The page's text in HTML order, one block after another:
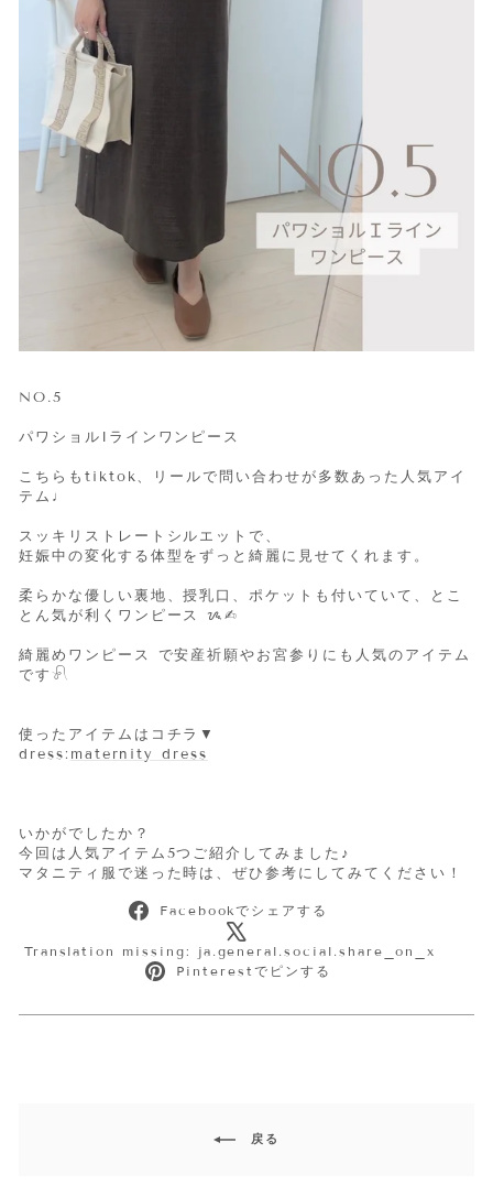
NO.5
パワショルIラインワンピース
こちらもtiktok、リールで問い合わせが多数あった人気アイ
テム♩
スッキリストレートシルエットで、
妊娠中の変化する体型をずっと綺麗に見せてくれます。
柔らかな優しい裏地、授乳口、ポケットも付いていて、とこ
とん気が利くワンピース ᝰ✍︎
綺麗めワンピース で安産祈願やお宮参りにも人気のアイテム
です𓍯
使ったアイテムはコチラ▼
dress: maternity dress
いかがでしたか？
今回は人気アイテム5つご紹介してみました♪
マタニティ服で迷った時は、ぜひ参考にしてみてください！
Facebookでシェアする
シ
Translation missing: ja.general.social.share_on_x
Pinterestでピンする
戻る